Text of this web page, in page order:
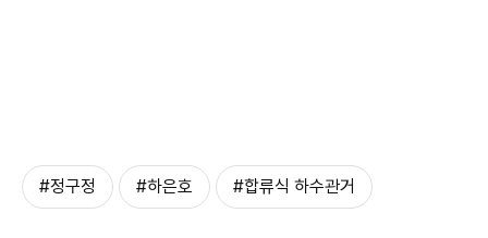
#정구정 #하은호 #합류식 하수관거